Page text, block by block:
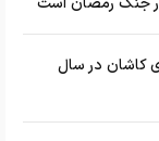
کاشان در سال